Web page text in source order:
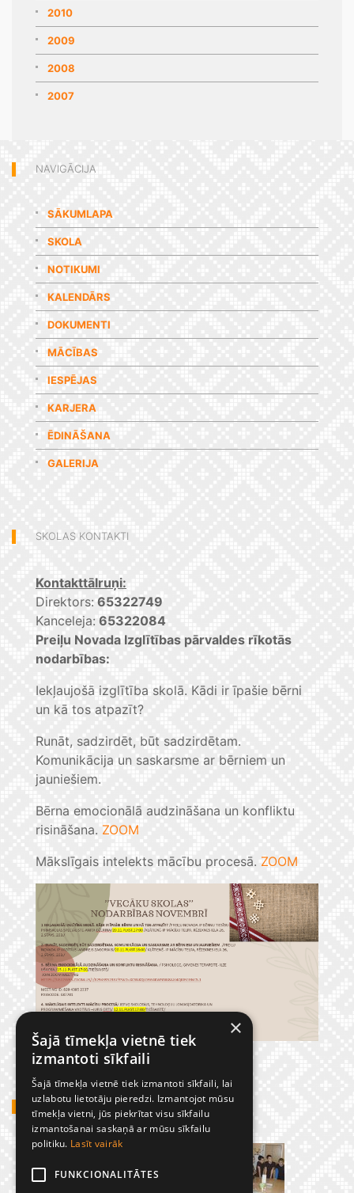
2010
2009
2008
2007
NAVIGĀCIJA
SĀKUMLAPA
SKOLA
NOTIKUMI
KALENDĀRS
DOKUMENTI
MĀCĪBAS
IESPĒJAS
KARJERA
ĒDINĀŠANA
GALERIJA
SKOLAS KONTAKTI
Kontakttālruņi:
Direktors: 65322749
Kanceleja: 65322084
Preiļu Novada Izglītības pārvaldes rīkotās
nodarbības:
Iekļaujošā izglītība skolā. Kādi ir īpašie bērni
un kā tos atpazīt?
Runāt, sadzirdēt, būt sadzirdētam.
Komunikācija un saskarsme ar bērniem un
jauniešiem.
Bērna emocionālā audzināšana un konfliktu
risināšana. ZOOM
Mākslīgais intelekts mācību procesā. ZOOM
GADĪJUMBILDES
×
Šajā tīmekļa vietnē tiek
izmantoti sīkfaili
Šajā tīmekļa vietnē tiek izmantoti sīkfaili, lai
uzlabotu lietotāju pieredzi. Izmantojot mūsu
tīmekļa vietni, jūs piekrītat visu sīkfailu
izmantošanai saskaņā ar mūsu sīkfailu
politiku. Lasīt vairāk
FUNKCIONALITĀTES